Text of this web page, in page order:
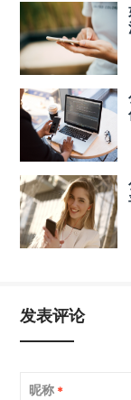
发表评论
昵称 *